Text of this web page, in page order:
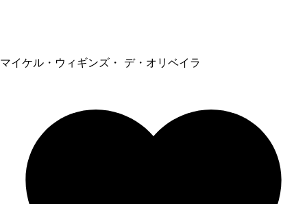
マイケル・ウィギンズ・ デ・オリベイラ